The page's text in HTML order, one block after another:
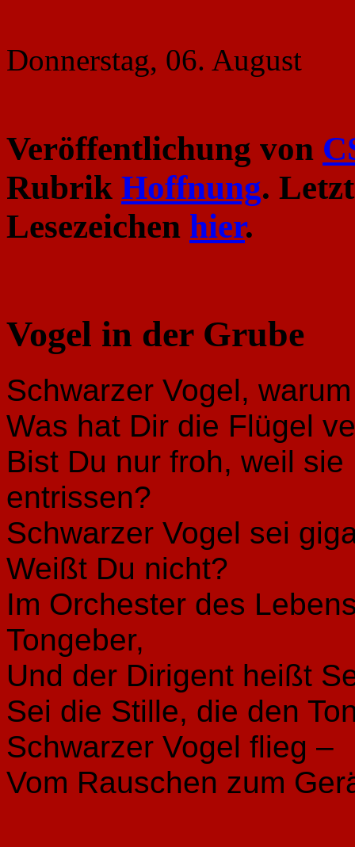
Donnerstag, 06. August
Veröffentlichung von
Rubrik Hoffnung.
Lesezeichen hier.
Vogel in der Grube
Schwarzer Vogel,
Was hat Dir die Flügel
Bist Du nur froh, weil
entrissen?
Schwarzer Vogel sei
Weißt Du nicht?
Im Orchester des
Tongeber,
Und der Dirigent heißt
Sei die Stille, die den
Schwarzer Vogel flieg –
Vom Rauschen zum